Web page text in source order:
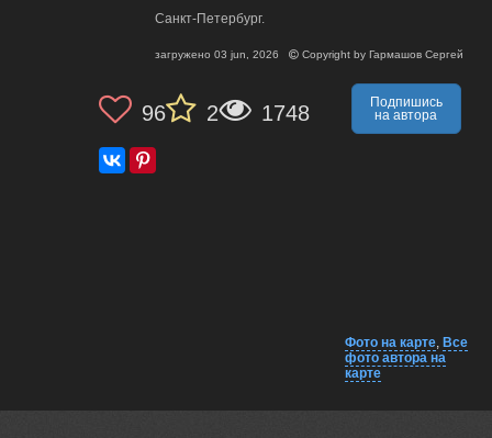
Санкт-Петербург.
загружено 03 jun, 2026 Copyright by Гармашов Сергей
96 2 1748
Подпишись
на автора
Фото на карте, Все
фото автора на
карте